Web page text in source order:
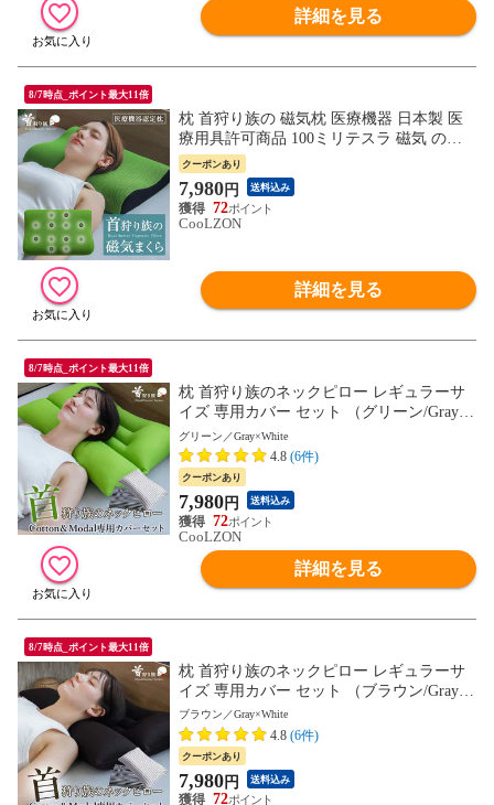
詳細を見る
8/7時点_ポイント最大11倍
枕 首狩り族の 磁気枕 医療機器 日本製 医
療用具許可商品 100ミリテスラ 磁気 の力
で コリをほぐす 健康枕 快眠枕 永久磁石
快眠 硬め pillow 母の日 プレゼント 父の日
ギフト 肩こり 首こり お父さん
クーポンあり
7,980円 送料込み
72
CooLZON
詳細を見る
8/7時点_ポイント最大11倍
枕 首狩り族のネックピロー レギュラーサ
イズ 専用カバー セット （グリーン/Gray×
White） ストレートネック対応枕 ヘッドハ
ンター 枕 まくら 新生活 母の日 父の日 ギ
フト pillow MG お父さん
グリーン／Gray×White
4.8 (6件)
クーポンあり
7,980円 送料込み
72
CooLZON
詳細を見る
8/7時点_ポイント最大11倍
枕 首狩り族のネックピロー レギュラーサ
イズ 専用カバー セット （ブラウン/Gray×
White） ストレートネック対応枕 ヘッドハ
ンター 枕 まくら 新生活 母の日 父の日 ギ
フト pillow MG お父さん
ブラウン／Gray×White
4.8 (6件)
クーポンあり
7,980円 送料込み
72